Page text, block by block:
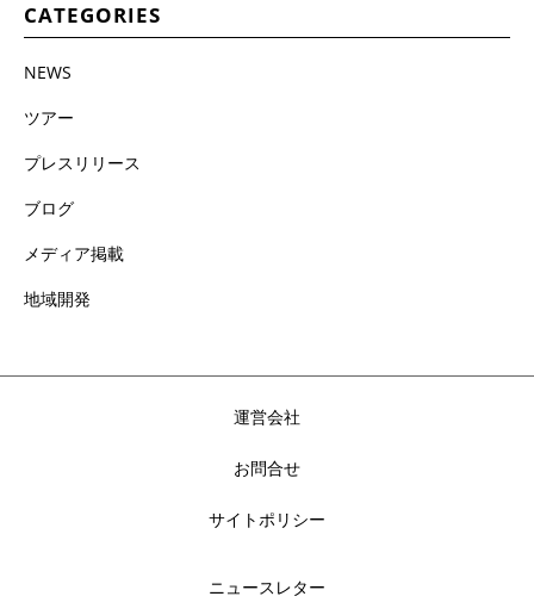
CATEGORIES
NEWS
ツアー
プレスリリース
ブログ
メディア掲載
地域開発
運営会社
お問合せ
サイトポリシー
ニュースレター